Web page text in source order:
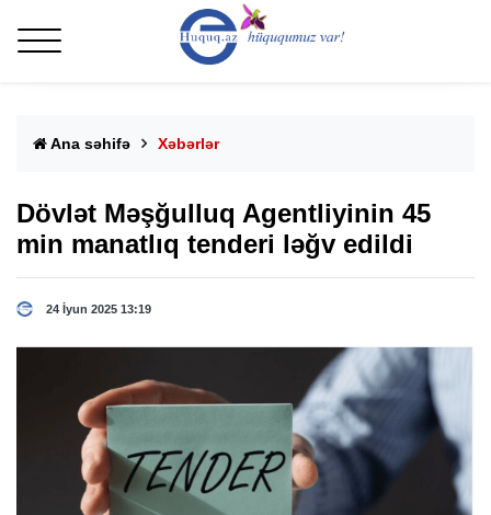
Ana səhifə Xəbərlər
Dövlət Məşğulluq Agentliyinin 45
min manatlıq tenderi ləğv edildi
24 İyun 2025 13:19